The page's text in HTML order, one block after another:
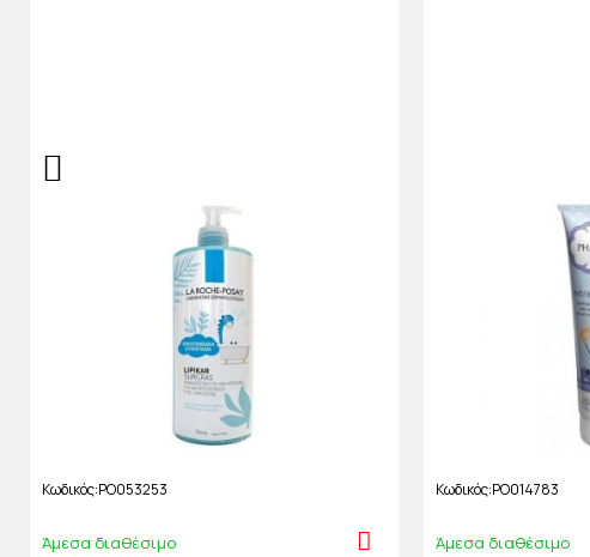
Κωδικός PO053253
Άμεσα διαθέσιμο
Κωδικός PO014783
Άμεσα διαθέσιμο